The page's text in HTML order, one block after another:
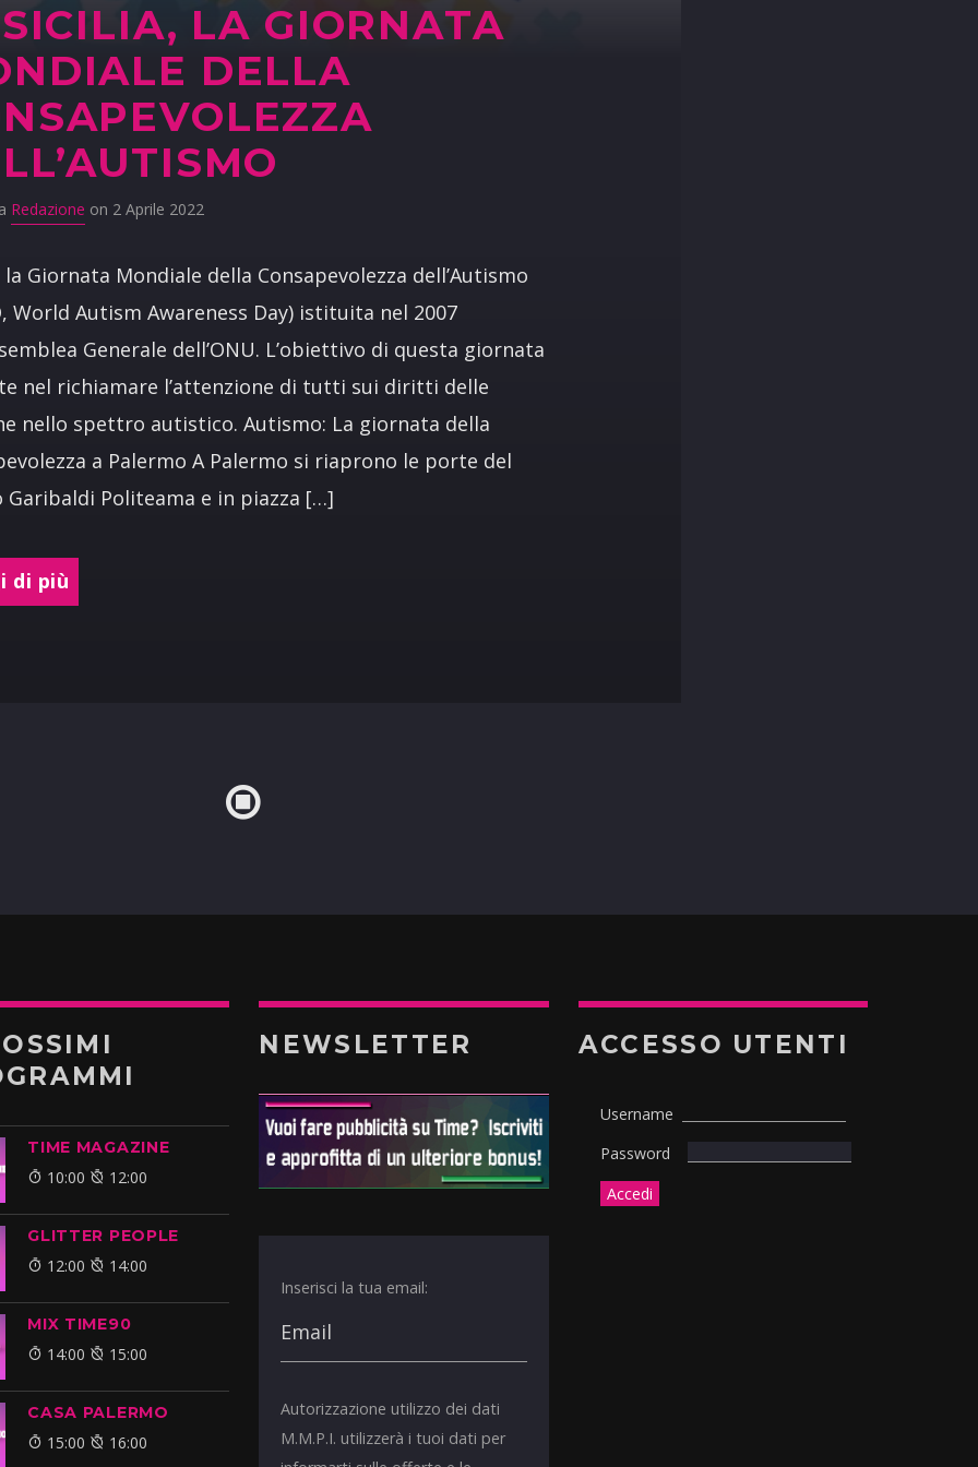
LA GIORNATA
DELLA
Redazione on 2 Aprile 2022
la Giornata Mondiale della Consapevolezza dell’Autismo
World Autism Awareness Day) istituita nel 2007
Generale dell’ONU. L’obiettivo di questa giornata
nel richiamare l’attenzione di tutti sui diritti delle
nello spettro autistico. Autismo: La giornata della
a Palermo A Palermo si riaprono le porte del
Garibaldi Politeama e in piazza […]
di più
TIME MAGAZINE
10:00 12:00
GLITTER PEOPLE
12:00 14:00
MIX TIME90
14:00 15:00
CASA PALERMO
15:00 16:00
NEWSLETTER
Inserisci la tua email:
Autorizzazione utilizzo dei dati
M.M.P.I. utilizzerà i tuoi dati per
ACCESSO UTENTI
Username
Password